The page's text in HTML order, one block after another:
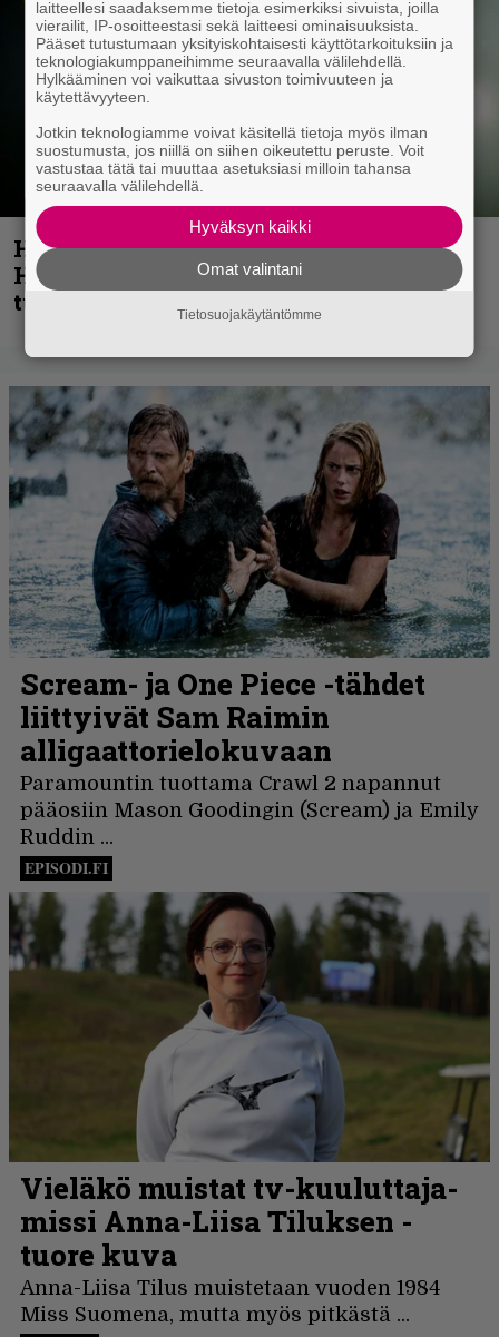
Helloween- ja Gamma Ray -mies Kai
Hansen julkaisi uuden maistiaisen
tulevalta soololevyltä
laitteellesi saadaksemme tietoja esimerkiksi sivuista, joilla
vierailit, IP-osoitteestasi sekä laitteesi ominaisuuksista.
Pääset tutustumaan yksityiskohtaisesti käyttötarkoituksiin ja
teknologiakumppaneihimme seuraavalla välilehdellä.
Hylkääminen voi vaikuttaa sivuston toimivuuteen ja
käytettävyyteen.
Jotkin teknologiamme voivat käsitellä tietoja myös ilman
suostumusta, jos niillä on siihen oikeutettu peruste. Voit
vastustaa tätä tai muuttaa asetuksiasi milloin tahansa
seuraavalla välilehdellä.
Hyväksyn kaikki
Omat valintani
Tietosuojakäytäntömme